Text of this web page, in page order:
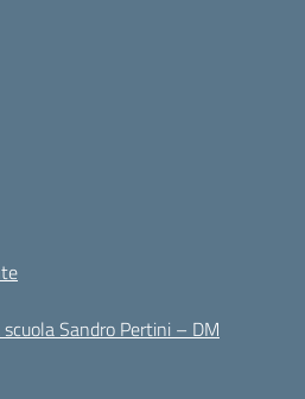
Sandro Pertini – DM